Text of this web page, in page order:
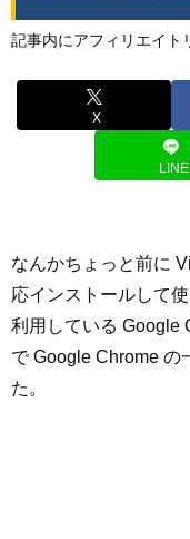
記事内にアフィリエイト
X
LINE
なんかちょっと前に
応インストールして
利用している Google
で Google Chrome の
た。